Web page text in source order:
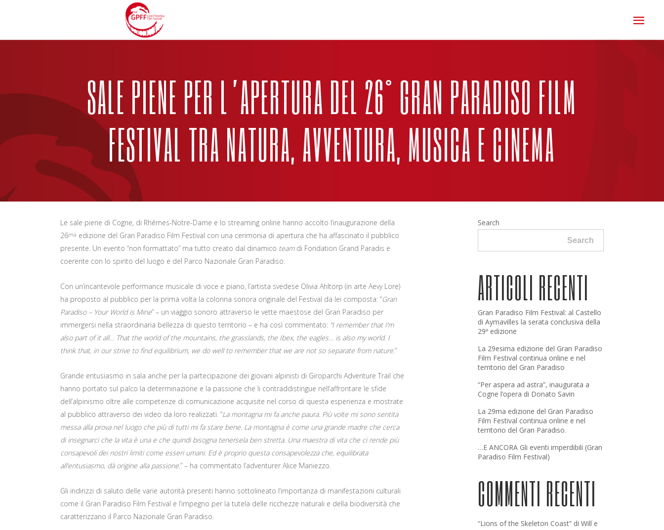
SALE PIENE PER L’APERTURA DEL 26° GRAN PARADISO FILM
FESTIVAL TRA NATURA, AVVENTURA, MUSICA E CINEMA
Le sale piene di Cogne, di Rhêmes-Notre-Dame e lo streaming online hanno accolto l’inaugurazione della
26ma edizione del Gran Paradiso Film Festival con una cerimonia di apertura che ha affascinato il pubblico
presente. Un evento “non formattato” ma tutto creato dal dinamico teamdi Fondation Grand Paradis e
coerente con lo spirito del luogo e del Parco Nazionale Gran Paradiso.
Con un’incantevole performance musicale di voce e piano, l’artista svedese Olivia Ahltorp (in arte Aevy Lore)
ha proposto al pubblico per la prima volta la colonna sonora originale del Festival da lei composta: “Gran
Paradiso – Your World is Mine” – un viaggio sonoro attraverso le vette maestose del Gran Paradiso per
immergersi nella straordinaria bellezza di questo territorio – e ha così commentato: “I remember that I’m
also part of it all… That the world of the mountains, the grasslands, the Ibex, the eagles… is also my world. I
think that, in our strive to find equilibrium, we do well to remember that we are not so separate from nature.”
Grande entusiasmo in sala anche per la partecipazione dei giovani alpinisti di Giroparchi Adventure Trail che
hanno portato sul palco la determinazione e la passione che li contraddistingue nell’affrontare le sfide
dell’alpinismo oltre alle competenze di comunicazione acquisite nel corso di questa esperienza e mostrate
al pubblico attraverso dei video da loro realizzati. “La montagna mi fa anche paura. Più volte mi sono sentita
messa alla prova nel luogo che più di tutti mi fa stare bene. La montagna è come una grande madre che cerca
di insegnarci che la vita è una e che quindi bisogna tenersela ben stretta. Una maestra di vita che ci rende più
consapevoli dei nostri limiti come esseri umani. Ed è proprio questa consapevolezza che, equilibrata
all’entusiasmo, dà origine alla passione.” – ha commentato l’adventurer Alice Maniezzo.
Gli indirizzi di saluto delle varie autorità presenti hanno sottolineato l’importanza di manifestazioni culturali
come il Gran Paradiso Film Festival e l’impegno per la tutela delle ricchezze naturali e della biodiversità che
caratterizzano il Parco Nazionale Gran Paradiso.
Search
Search
ARTICOLI RECENTI
Gran Paradiso Film Festival: al Castello
di Aymavilles la serata conclusiva della
29ª edizione
La 29esima edizione del Gran Paradiso
Film Festival continua online e nel
territorio del Gran Paradiso
“Per aspera ad astra”, inaugurata a
Cogne l’opera di Donato Savin
La 29ma edizione del Gran Paradiso
Film Festival continua online e nel
territorio del Gran Paradiso.
…E ANCORA Gli eventi imperdibili (Gran
Paradiso Film Festival)
COMMENTI RECENTI
“Lions of the Skeleton Coast” di Will e